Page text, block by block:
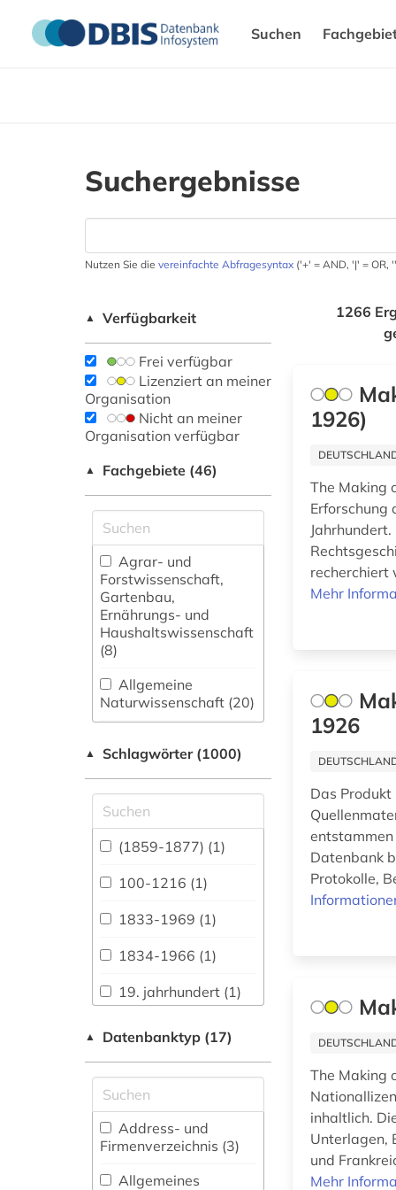
Suchen
Suchergebnisse
Nutzen Sie die vereinfachte Abfragesyntax ('+' = AND, '|' = OR,
▲ Verfügbarkeit
Frei verfügbar
Lizenziert an meiner
Organisation
Nicht an meiner
Organisation verfügbar
▲ Fachgebiete (46)
Agrar- und
Forstwissenschaft,
Gartenbau,
Ernährungs- und
Haushaltswissenschaft
(8)
Allgemeine
Naturwissenschaft (20)
fachübergreifende
Allgemeine und
vergleichende Sprach-
und
Literaturwissenschaft.
Indogermanistik.
Außereuropäische
Sprachen und
Literaturen (55)
Anglistik.
Amerikanistik (56)
Vermessungswesen
(23)
Biologie,
Biotechnologie (17)
▲ Schlagwörter (1000)
(1859-1877) (1)
100-1216 (1)
1833-1969 (1)
1834-1966 (1)
19. jahrhundert (1)
1941-1945 (1)
1948-1980 (1)
aalborg (1)
aarhus (5)
abbildungen (1)
▲ Datenbanktyp (17)
Address- und
Firmenverzeichnis (3)
Allgemeines
1266
1926)
The Making
Erforschung
recherchiert
Mehr
1926
Das
Datenbank
Protokolle,
The Making
inhaltlich.
Unterlagen,
und
Mehr